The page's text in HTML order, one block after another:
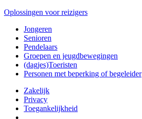
Oplossingen voor reizigers
Jongeren
Senioren
Pendelaars
Groepen en jeugdbewegingen
(dagjes)Toeristen
Personen met beperking of begeleider
Zakelijk
Privacy
Toegankelijkheid